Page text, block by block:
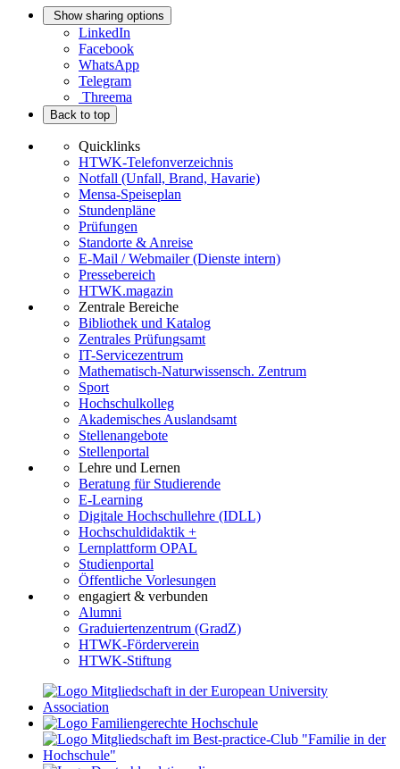
Show sharing options
LinkedIn
Facebook
WhatsApp
Telegram
Threema
Back to top
Quicklinks
HTWK-Telefonverzeichnis
Notfall (Unfall, Brand, Havarie)
Mensa-Speiseplan
Stundenpläne
Prüfungen
Standorte & Anreise
E-Mail / Webmailer (Dienste intern)
Pressebereich
HTWK.magazin
Zentrale Bereiche
Bibliothek und Katalog
Zentrales Prüfungsamt
IT-Servicezentrum
Mathematisch-Naturwissensch. Zentrum
Sport
Hochschulkolleg
Akademisches Auslandsamt
Stellenangebote
Stellenportal
Lehre und Lernen
Beratung für Studierende
E-Learning
Digitale Hochschullehre (IDLL)
Hochschuldidaktik +
Lernplattform OPAL
Studienportal
Öffentliche Vorlesungen
engagiert & verbunden
Alumni
Graduiertenzentrum (GradZ)
HTWK-Förderverein
HTWK-Stiftung